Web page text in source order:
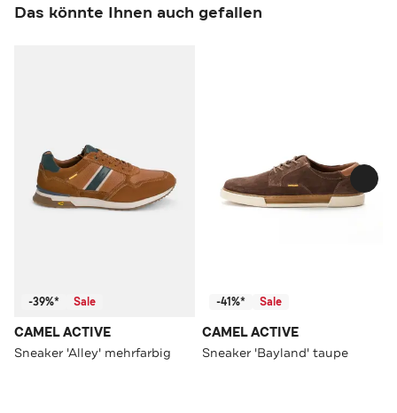
Das könnte Ihnen auch gefallen
-39%* Sale
CAMEL ACTIVE
Sneaker 'Alley' mehrfarbig
-41%* Sale
CAMEL ACTIVE
Sneaker 'Bayland' taupe